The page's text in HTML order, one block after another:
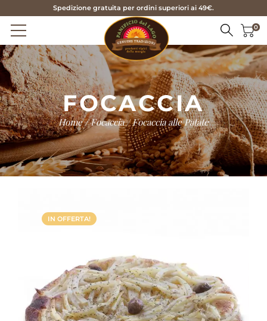
Spedizione gratuita per ordini superiori ai 49€.
HOME
PRODOTTI
PANE
FOCACCIA
TARALLI E FRISE
PASTICCERIA
CHI SIAMO
SERVIZI
CONTATTI
0
FOCACCIA
Home/Focaccia/ Focaccia alle Patate
IN OFFERTA!